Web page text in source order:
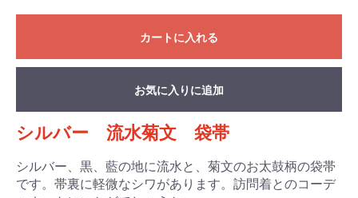
カートに入れる
お気に入りに追加
シルバー 流水菊文 袋帯
シルバー、黒、藍の地に流水と、菊文のお太鼓柄の袋帯
です。帯裏に軽微なシワがあります。訪問着とのコーデ